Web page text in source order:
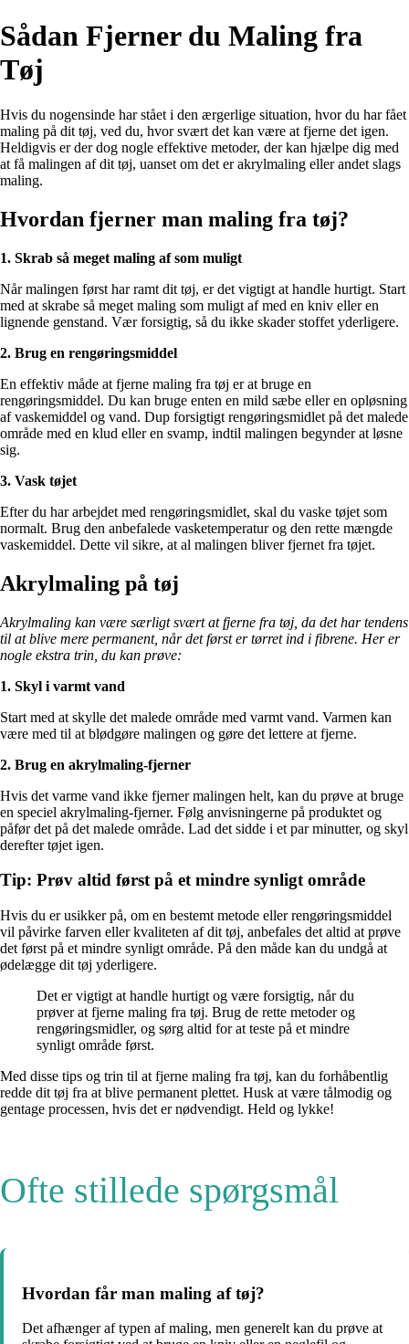
Sådan Fjerner du Maling fra
Tøj
Hvis du nogensinde har stået i den ærgerlige situation, hvor du har fået
maling på dit tøj, ved du, hvor svært det kan være at fjerne det igen.
Heldigvis er der dog nogle effektive metoder, der kan hjælpe dig med
at få malingen af dit tøj, uanset om det er akrylmaling eller andet slags
maling.
Hvordan fjerner man maling fra tøj?
1. Skrab så meget maling af som muligt
Når malingen først har ramt dit tøj, er det vigtigt at handle hurtigt. Start
med at skrabe så meget maling som muligt af med en kniv eller en
lignende genstand. Vær forsigtig, så du ikke skader stoffet yderligere.
2. Brug en rengøringsmiddel
En effektiv måde at fjerne maling fra tøj er at bruge en
rengøringsmiddel. Du kan bruge enten en mild sæbe eller en opløsning
af vaskemiddel og vand. Dup forsigtigt rengøringsmidlet på det malede
område med en klud eller en svamp, indtil malingen begynder at løsne
sig.
3. Vask tøjet
Efter du har arbejdet med rengøringsmidlet, skal du vaske tøjet som
normalt. Brug den anbefalede vasketemperatur og den rette mængde
vaskemiddel. Dette vil sikre, at al malingen bliver fjernet fra tøjet.
Akrylmaling på tøj
Akrylmaling kan være særligt svært at fjerne fra tøj, da det har tendens
til at blive mere permanent, når det først er tørret ind i fibrene. Her er
nogle ekstra trin, du kan prøve:
1. Skyl i varmt vand
Start med at skylle det malede område med varmt vand. Varmen kan
være med til at blødgøre malingen og gøre det lettere at fjerne.
2. Brug en akrylmaling-fjerner
Hvis det varme vand ikke fjerner malingen helt, kan du prøve at bruge
en speciel akrylmaling-fjerner. Følg anvisningerne på produktet og
påfør det på det malede område. Lad det sidde i et par minutter, og skyl
derefter tøjet igen.
Tip: Prøv altid først på et mindre synligt område
Hvis du er usikker på, om en bestemt metode eller rengøringsmiddel
vil påvirke farven eller kvaliteten af dit tøj, anbefales det altid at prøve
det først på et mindre synligt område. På den måde kan du undgå at
ødelægge dit tøj yderligere.
Det er vigtigt at handle hurtigt og være forsigtig, når du
prøver at fjerne maling fra tøj. Brug de rette metoder og
rengøringsmidler, og sørg altid for at teste på et mindre
synligt område først.
Med disse tips og trin til at fjerne maling fra tøj, kan du forhåbentlig
redde dit tøj fra at blive permanent plettet. Husk at være tålmodig og
gentage processen, hvis det er nødvendigt. Held og lykke!
Ofte stillede spørgsmål
Hvordan får man maling af tøj?
Det afhænger af typen af maling, men generelt kan du prøve at